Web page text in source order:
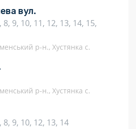
вул.
8, 9, 10, 11, 12, 13, 14, 15,
р-н., Хустянка с.
р-н., Хустянка с.
8, 9, 10, 12, 13, 14